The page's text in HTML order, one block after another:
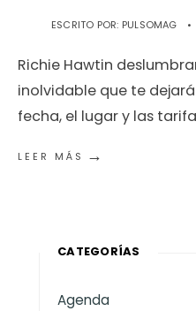
ESCRITO POR: PULSOMAG •
Richie Hawtin
inolvidable que te
fecha, el lugar y las
LEER MÁS →
CATEGORÍAS
Agenda